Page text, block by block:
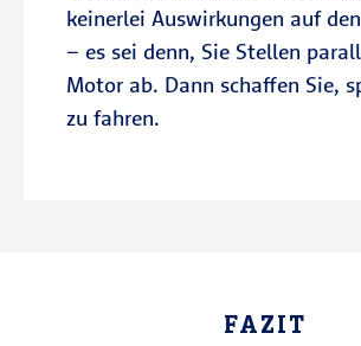
keinerlei Auswirkungen auf
– es sei denn, Sie Stellen
Motor ab. Dann schaffen Sie,
zu fahren.
FAZIT